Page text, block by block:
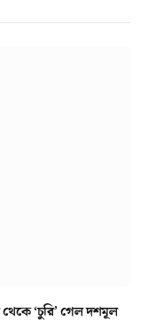
‘চুরি’ গেল দশমূল